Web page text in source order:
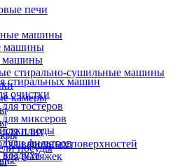
печи
машины
машины
машины
стирально-сушильные машины
камеры
посуды
воды
фильтров
тостеров
миксеров
плит
варочных поверхностей
вытяжек
стиральных машин
очистки